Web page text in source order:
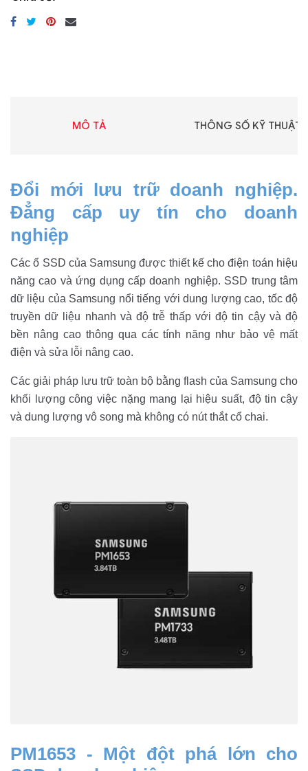
MÔ TẢ THÔNG SỐ KỸ THUẬT
Đổi mới lưu trữ doanh nghiệp.
Đẳng cấp uy tín cho doanh
nghiệp
Các ổ SSD của Samsung được thiết kế cho điện toán hiệu
năng cao và ứng dụng cấp doanh nghiệp. SSD trung tâm
dữ liệu của Samsung nổi tiếng với dung lượng cao, tốc độ
truyền dữ liệu nhanh và độ trễ thấp với độ tin cậy và độ
bền nâng cao thông qua các tính năng như bảo vệ mất
điện và sửa lỗi nâng cao.
Các giải pháp lưu trữ toàn bộ bằng flash của Samsung cho
khối lượng công việc nặng mang lại hiệu suất, độ tin cậy
và dung lượng vô song mà không có nút thắt cổ chai.
PM1653 - Một đột phá lớn cho